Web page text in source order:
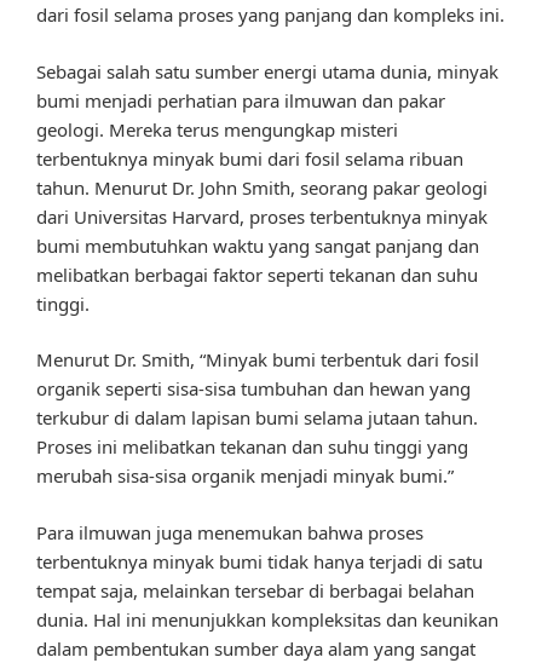
dari fosil selama proses yang panjang dan kompleks ini.
Sebagai salah satu sumber energi utama dunia, minyak
bumi menjadi perhatian para ilmuwan dan pakar
geologi. Mereka terus mengungkap misteri
terbentuknya minyak bumi dari fosil selama ribuan
tahun. Menurut Dr. John Smith, seorang pakar geologi
dari Universitas Harvard, proses terbentuknya minyak
bumi membutuhkan waktu yang sangat panjang dan
melibatkan berbagai faktor seperti tekanan dan suhu
tinggi.
Menurut Dr. Smith, “Minyak bumi terbentuk dari fosil
organik seperti sisa-sisa tumbuhan dan hewan yang
terkubur di dalam lapisan bumi selama jutaan tahun.
Proses ini melibatkan tekanan dan suhu tinggi yang
merubah sisa-sisa organik menjadi minyak bumi.”
Para ilmuwan juga menemukan bahwa proses
terbentuknya minyak bumi tidak hanya terjadi di satu
tempat saja, melainkan tersebar di berbagai belahan
dunia. Hal ini menunjukkan kompleksitas dan keunikan
dalam pembentukan sumber daya alam yang sangat